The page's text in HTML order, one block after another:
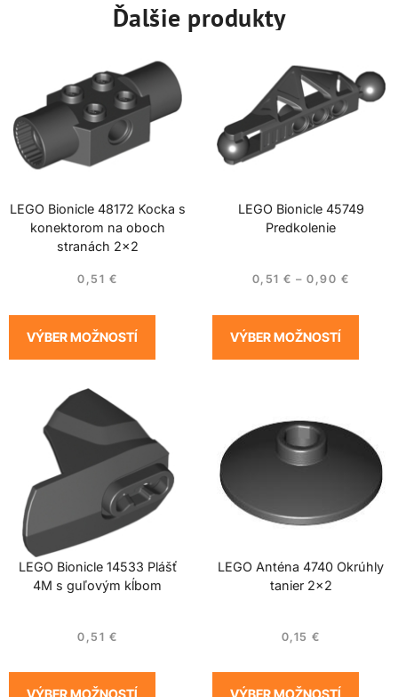
Ďalšie produkty
LEGO Bionicle 48172 Kocka s
konektorom na oboch
stranách 2×2
0,51 €
VÝBER MOŽNOSTÍ
LEGO Bionicle 45749
Predkolenie
0,51€ – 0,90 €
VÝBER MOŽNOSTÍ
LEGO Bionicle 14533 Plášť
4M s guľovým kĺbom
0,51 €
VÝBER MOŽNOSTÍ
LEGO Anténa 4740 Okrúhly
tanier 2×2
0,15 €
VÝBER MOŽNOSTÍ